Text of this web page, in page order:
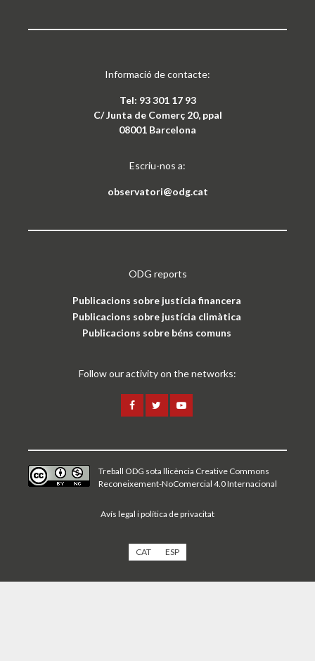
Informació de contacte:
Tel: 93 301 17 93
C/ Junta de Comerç 20, ppal
08001 Barcelona
Escriu-nos a:
observatori@odg.cat
ODG reports
Publicacions sobre justícia financera
Publicacions sobre justícia climàtica
Publicacions sobre béns comuns
Follow our activity on the networks:
Treball ODG sota llicència Creative Commons
Reconeixement-NoComercial 4.0 Internacional
Avís legal i política de privacitat
CAT ESP